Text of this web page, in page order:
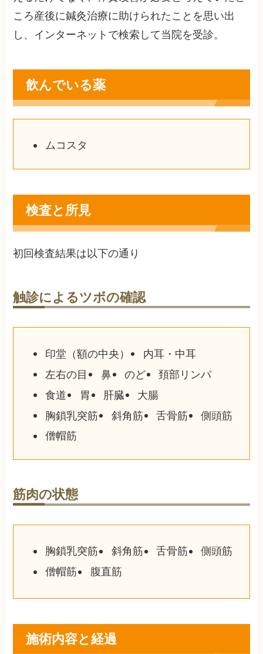
ころ産後に鍼灸治療に助けられたことを思い出
し、インターネットで検索して当院を受診。
飲んでいる薬
ムコスタ
検査と所見
初回検査結果は以下の通り
触診によるツボの確認
印堂（額の中央）
内耳・中耳
左右の目
鼻 のど
頚部リンパ
食道
胃 肝臓
大腸
胸鎖乳突筋
斜角筋 舌骨筋
側頭筋
僧帽筋
筋肉の状態
胸鎖乳突筋 斜角筋 舌骨筋
側頭筋
僧帽筋
腹直筋
施術内容と経過